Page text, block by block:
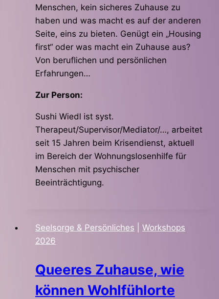
Menschen, kein sicheres Zuhause zu
haben und was macht es auf der anderen
Seite, eins zu bieten. Genügt ein „Housing
first“ oder was macht ein Zuhause aus?
Von beruflichen und persönlichen
Erfahrungen…
Zur Person:
Sushi Wiedl ist syst.
Therapeut/Supervisor/Mediator/…, arbeitet
seit 15 Jahren beim Krisendienst, aktuell
im Bereich der Wohnungslosenhilfe für
Menschen mit psychischer
Beeinträchtigung.
Seelsorge & Persönliches
Workshops
2026
Queeres Zuhause, wie
können Wohlfühlorte